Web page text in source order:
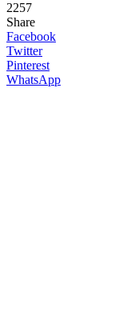
2257
Share
Facebook
Twitter
Pinterest
WhatsApp